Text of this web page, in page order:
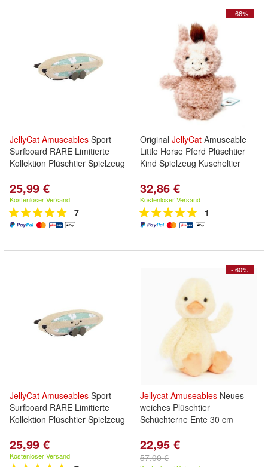
JellyCat Amuseables Sport
Surfboard RARE Limitierte
Kollektion Plüschtier Spielzeug
25,99 €
Kostenloser Versand
7
- 66%
Original JellyCat Amuseable
Little Horse Pferd Plüschtier
Kind Spielzeug Kuscheltier
32,86 €
Kostenloser Versand
1
JellyCat Amuseables Sport
Surfboard RARE Limitierte
Kollektion Plüschtier Spielzeug
25,99 €
Kostenloser Versand
- 60%
Jellycat Amuseables Neues
weiches Plüschtier
Schüchterne Ente 30 cm
22,95 €
57,00 €